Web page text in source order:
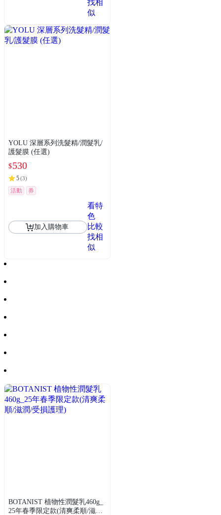
找相
似
YOLU 深層系列洗髮精/潤髮乳/
護髮膜 (任選)
$530
5(3)
活動 券
加入購物車
看特
色
比較
找相
似
BOTANIST 植物性潤髮乳460g_
25年春季限定款(清爽柔順/滋潤/